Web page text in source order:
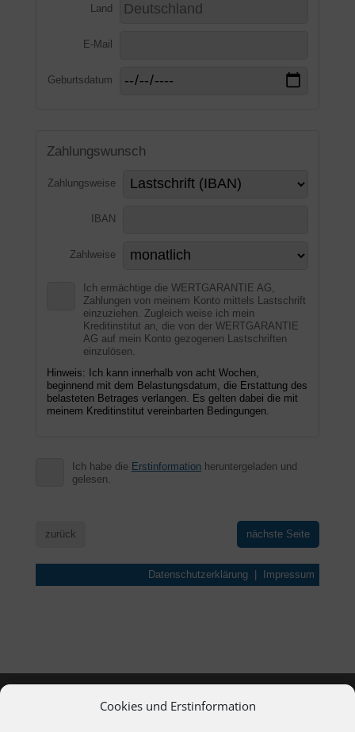
Cookies und Erstinformation